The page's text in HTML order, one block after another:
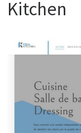
Kitchen